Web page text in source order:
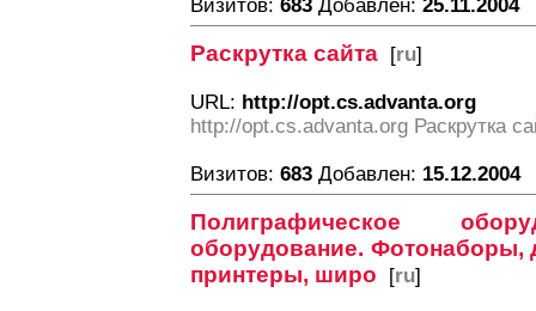
Визитов: 683 Добавлен: 25.11.2004
Раскрутка сайта [ru]
URL: http://opt.cs.advanta.org
http://opt.cs.advanta.org Раскрутка
Визитов: 683 Добавлен: 15.12.2004
Полиграфическое
оборудование. Фотонаборы,
принтеры, широ [ru]